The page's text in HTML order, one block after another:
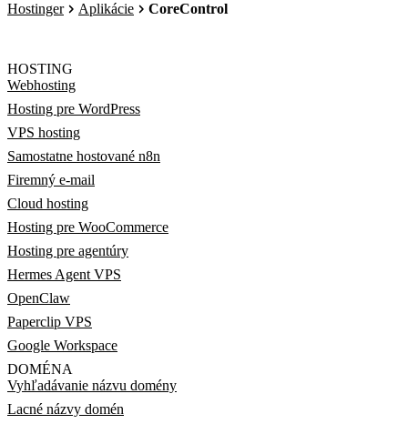
Hostinger Aplikácie CoreControl
HOSTING
Webhosting
Hosting pre WordPress
VPS hosting
Samostatne hostované n8n
Firemný e-mail
Cloud hosting
Hosting pre WooCommerce
Hosting pre agentúry
Hermes Agent VPS
OpenClaw
Paperclip VPS
Google Workspace
DOMÉNA
Vyhľadávanie názvu domény
Lacné názvy domén